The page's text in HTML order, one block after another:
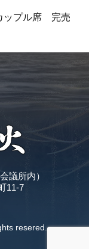
ップル席 完売
議所内）
11-7
resered.